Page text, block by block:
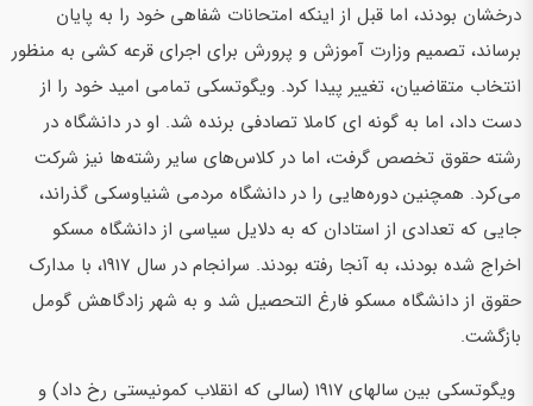
درخشان بودند، اما قبل از اینکه امتحانات شفاهی خود را به پایان
برساند، تصمیم وزارت آموزش و پرورش برای اجرای قرعه کشی به منظور
انتخاب متقاضیان، تغییر پیدا کرد. ویگوتسکی تمامی امید خود را از
دست داد، اما به گونه ای کاملا تصادفی برنده شد. او در دانشگاه در
رشته حقوق تخصص گرفت، اما در کلاس‌های سایر رشته‌ها نیز شرکت
می‌کرد. همچنین دوره‌هایی را در دانشگاه مردمی شنیاوسکی گذراند،
جایی که تعدادی از استادان که به دلایل سیاسی از دانشگاه مسکو
اخراج شده بودند، به آنجا رفته بودند. سرانجام در سال 1917، با مدارک
حقوق از دانشگاه مسکو فارغ التحصیل شد و به شهر زادگاهش گومل
بازگشت.
ویگوتسکی بین سالهای ۱۹۱۷ (سالی که انقلاب کمونیستی رخ داد) و